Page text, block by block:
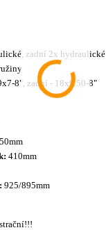
zadní 2x hydraulické
8", zadní - 18x9.50-8"
410mm
925/895mm